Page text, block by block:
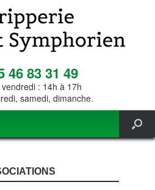
46 83 31 49
: 14h à 17h
samedi, dimanche.